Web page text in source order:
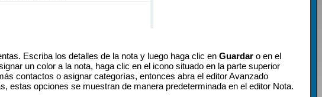
Escriba los detalles de la nota y luego haga clic enGuardar o en el
un color a la nota, haga clic en el icono situado en la parte superior
contactos o asignar categorías, entonces abra el editor Avanzado
estas opciones se muestran de manera predeterminada en el editor Nota.